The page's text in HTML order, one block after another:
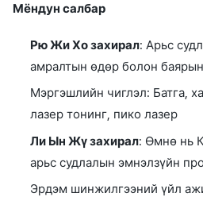
Мёндун салбар
Рю Жи Хо захирал: Арьс
амралтын өдөр болон
Мэргэшлийн чиглэл: Батга,
лазер тонинг, пико лазер
Ли Ын Жү захирал: Өмнө нь
арьс судлалын эмнэлзүйн
Эрдэм шинжилгээний үйл